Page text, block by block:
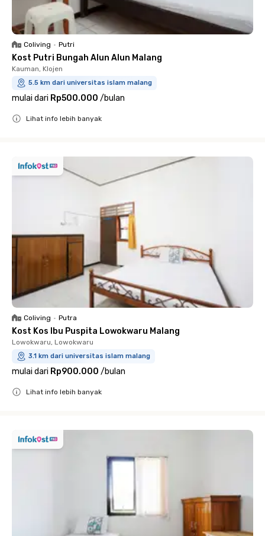
Coliving • Putri
Kost Putri Bungah Alun Alun Malang
Kauman, Klojen
5.5 km dari universitas islam malang
mulai dari Rp500.000 /bulan
Lihat info lebih banyak
Coliving • Putra
Kost Kos Ibu Puspita Lowokwaru Malang
Lowokwaru, Lowokwaru
3.1 km dari universitas islam malang
mulai dari Rp900.000 /bulan
Lihat info lebih banyak